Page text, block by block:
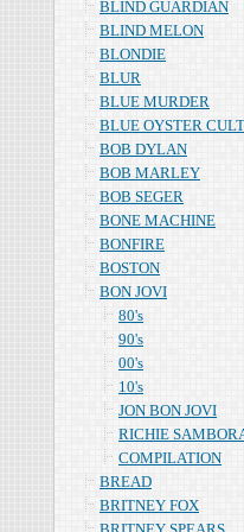
BLIND GUARDIAN
BLIND MELON
BLONDIE
BLUR
BLUE MURDER
BLUE OYSTER CULT
BOB DYLAN
BOB MARLEY
BOB SEGER
BONE MACHINE
BONFIRE
BOSTON
BON JOVI
80's
90's
00's
10's
JON BON JOVI
RICHIE
COMPILATION
BREAD
BRITNEY FOX
BRITNEY SPEARS